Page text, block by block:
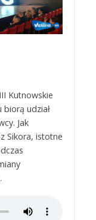
Kutnowskie
biorą udział
Jak
Sikora, istotne